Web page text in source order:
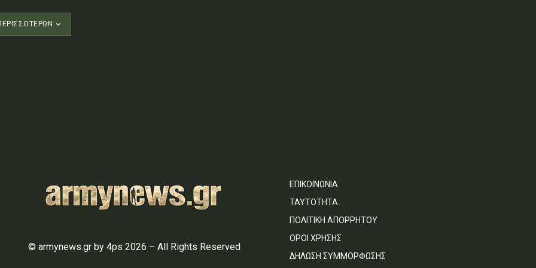
© armynews.gr by 4ps 2026 – All Rights Reserved
ΕΠΙΚΟΙΝΩΝΙΑ
ΤΑΥΤΟΤΗΤΑ
ΠΟΛΙΤΙΚΗ ΑΠΟΡΡΗΤΟΥ
ΟΡΟΙ ΧΡΗΣΗΣ
ΔΗΛΩΣΗ ΣΥΜΜΟΡΦΩΣΗΣ